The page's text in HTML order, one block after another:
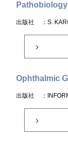
Pathobiology
出版社 ：S.
Ophthalmic
出版社 ：